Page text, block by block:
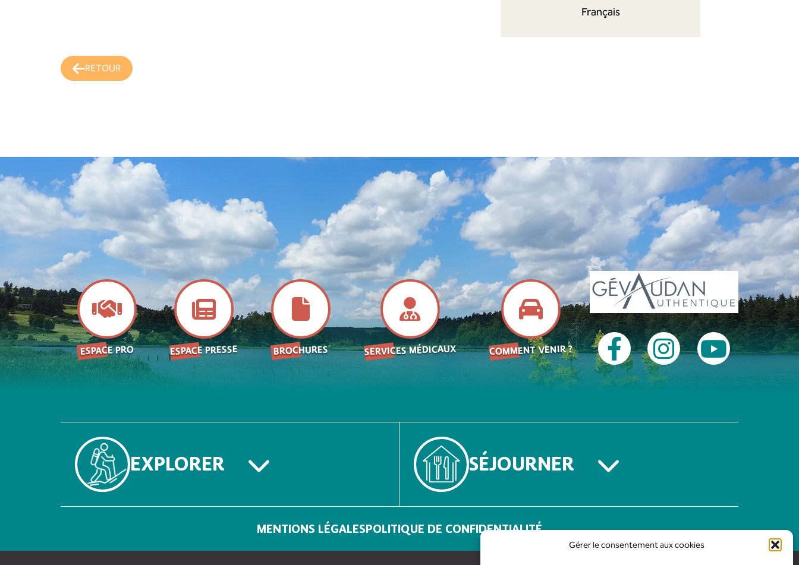
Gérer le consentement aux cookies
Français
RETOUR
ESPACE PRO ESPACE PRESSE BROCHURES SERVICES MÉDICAUX COMMENT VENIR ?
EXPLORER SÉJOURNER
MENTIONS LÉGALESPOLITIQUE DE CONFIDENTIALITÉ